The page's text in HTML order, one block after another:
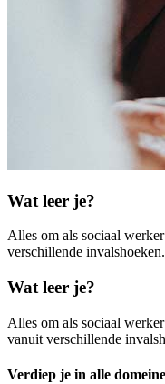
Wat leer je?
Alles om als sociaal werker
verschillende
Wat leer je?
Alles om als sociaal werker
vanuit verschillende
Verdiep je in alle